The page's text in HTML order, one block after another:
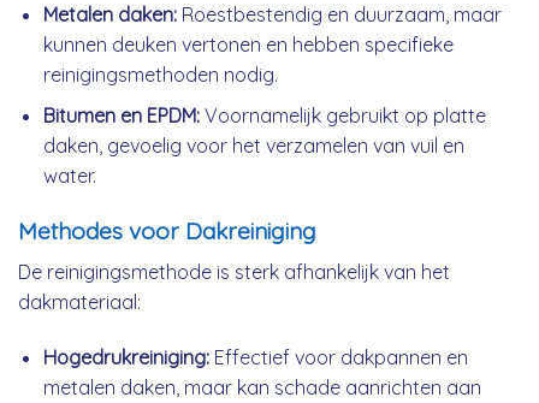
Metalen daken:Roestbestendig en duurzaam, maar
kunnen deuken vertonen en hebben specifieke
reinigingsmethoden nodig.
Bitumen en EPDM:Voornamelijk gebruikt op platte
daken, gevoelig voor het verzamelen van vuil en
water.
Methodes voor Dakreiniging
De reinigingsmethode is sterk afhankelijk van het
dakmateriaal:
Hogedrukreiniging:Effectief voor dakpannen en
metalen daken, maar kan schade aanrichten aan